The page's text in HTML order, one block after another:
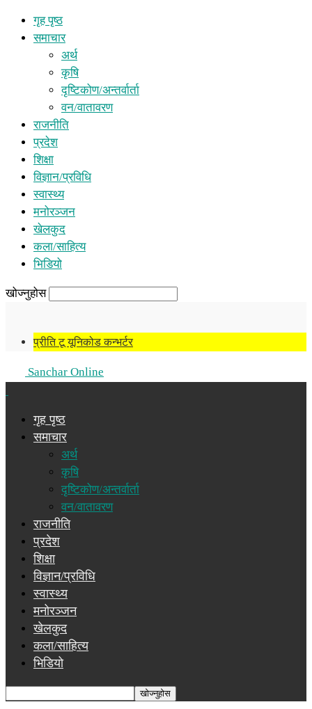
गृह पृष्ठ
समाचार
अर्थ
कृषि
दृष्टिकोण/अन्तर्वार्ता
वन/वातावरण
राजनीति
प्रदेश
शिक्षा
विज्ञान/प्रविधि
स्वास्थ्य
मनोरञ्जन
खेलकुद
कला/साहित्य
भिडियो
खोज्नुहोस
प्रीति टू यूनिकोड कन्भर्टर
Sanchar Online
गृह पृष्ठ
समाचार
अर्थ
कृषि
दृष्टिकोण/अन्तर्वार्ता
वन/वातावरण
राजनीति
प्रदेश
शिक्षा
विज्ञान/प्रविधि
स्वास्थ्य
मनोरञ्जन
खेलकुद
कला/साहित्य
भिडियो